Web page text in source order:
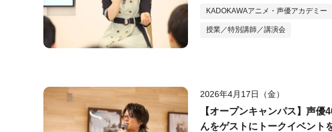
KADOKAWAアニメ・声優アカデミー
授業／特別講師／講演会
2026年4月17日（金）
【オープンキャンパス】声
んをゲストにトークイベント